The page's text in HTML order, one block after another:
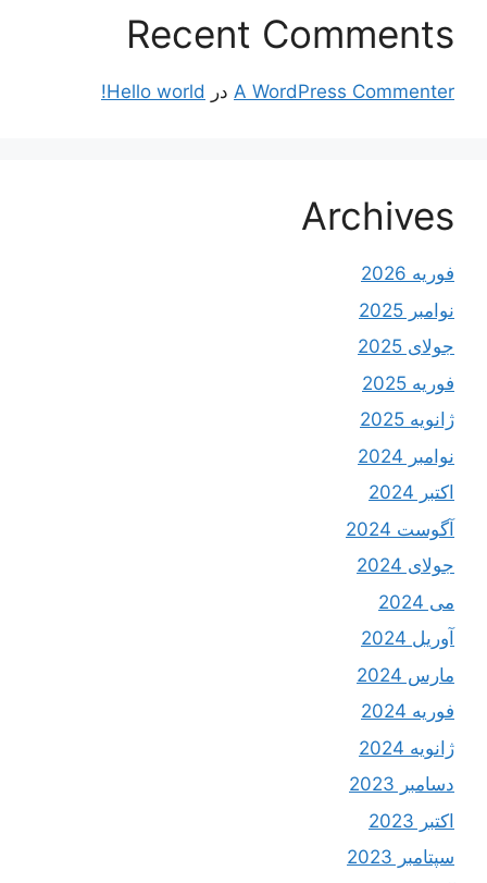
Recent Comments
A WordPress Commenter در Hello world!
Archives
فوریه 2026
نوامبر 2025
جولای 2025
فوریه 2025
ژانویه 2025
نوامبر 2024
اکتبر 2024
آگوست 2024
جولای 2024
می 2024
آوریل 2024
مارس 2024
فوریه 2024
ژانویه 2024
دسامبر 2023
اکتبر 2023
سپتامبر 2023